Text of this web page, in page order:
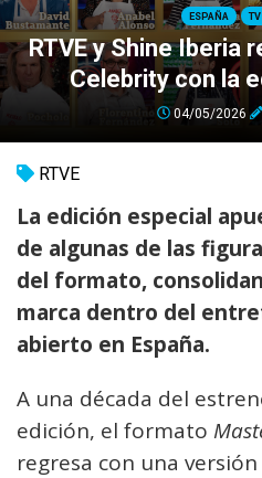
ESPAÑA
RTVE y Shine Iberia
Celebrity con la
04/05/2026
RTVE
La edición especial
de algunas de las
del formato,
marca dentro del
abierto en España.
A una década del
edición, el formato
regresa con una versión